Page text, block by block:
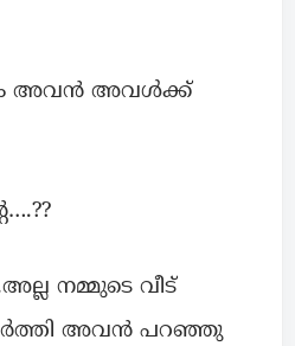
അവൻ അവൾക്ക്
നമ്മുടെ വീട്
അവൻ പറഞ്ഞു